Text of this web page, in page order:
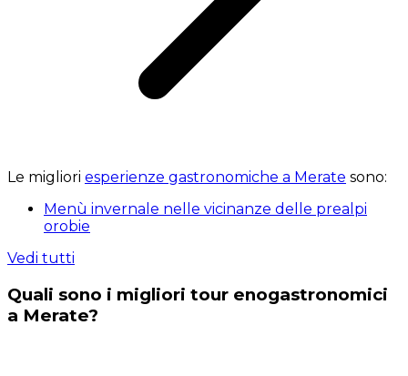
Le migliori esperienze gastronomiche a Merate sono:
Menù invernale nelle vicinanze delle prealpi
orobie
Vedi tutti
Quali sono i migliori tour enogastronomici
a Merate?